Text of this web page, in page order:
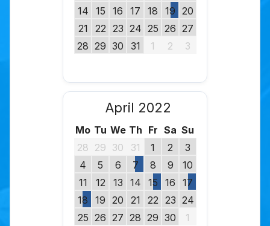
14
15 16 17 18 19 20
21
22 23 24 25 26 27
28 29 30 31 1 2 3
April 2022
Mo Tu We Th Fr Sa Su
28 29 30 31 1 2
3
4
5 6 7 8 9
10
11
12 13 14 15 16
17
18
19 20 21 22 23 24
25 26 27 28 29 30 1